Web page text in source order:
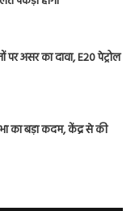
असर का दावा, E20 पेट्रोल
का बड़ा कदम, केंद्र से की